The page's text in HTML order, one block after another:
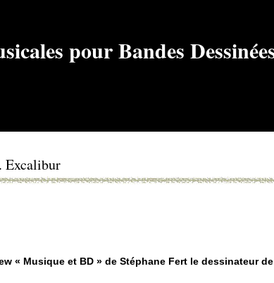
Excalibur
« Musique et BD » de Stéphane Fert le dessinateur de